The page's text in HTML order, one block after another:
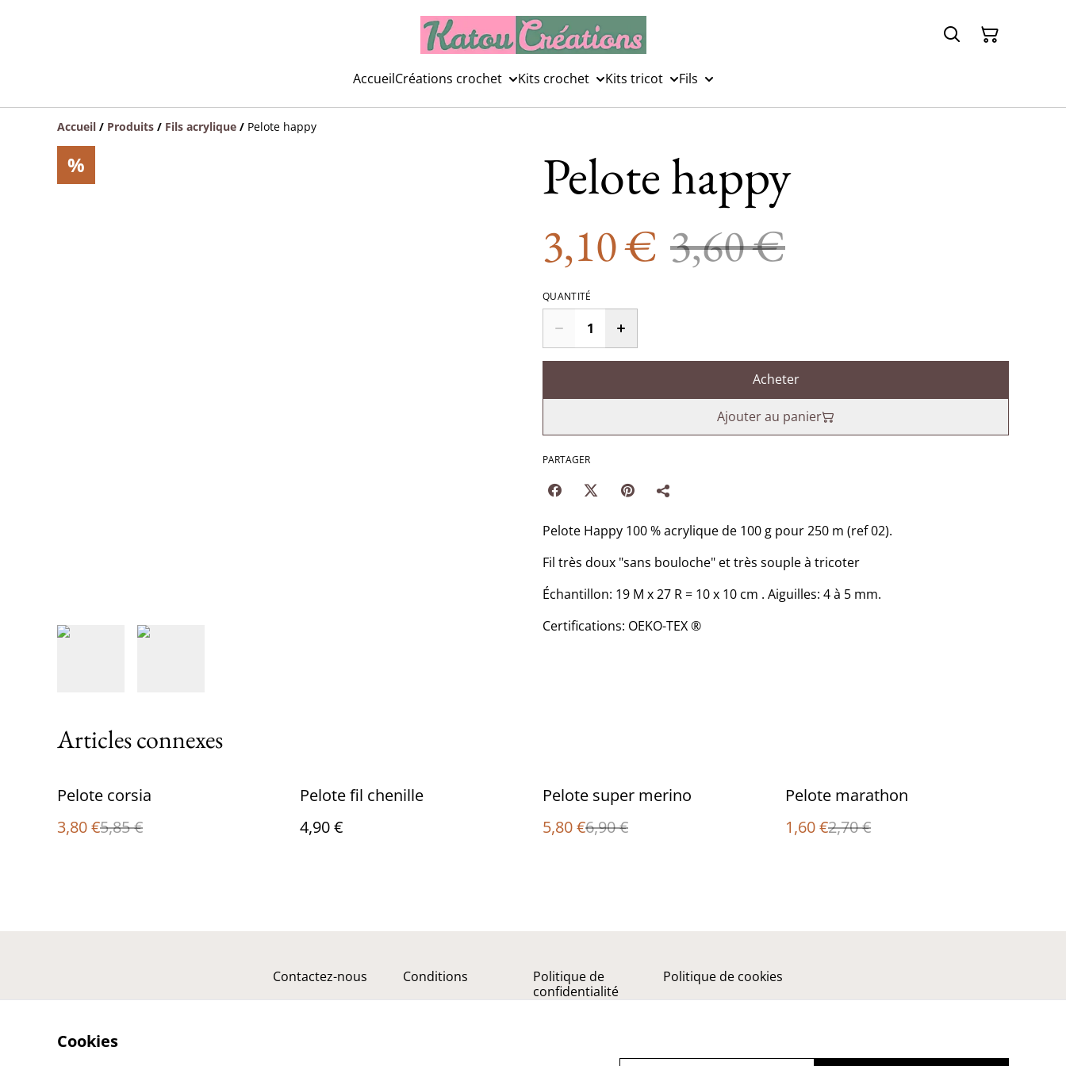
AccueilCréations crochet Kits crochet Kits tricot Fils
Accueil / Produits / Fils acrylique / Pelote happy
% Pelote happy
3,10 € 3,60 €
QUANTITÉ
Acheter
Ajouter au panier
PARTAGER
Pelote Happy 100 % acrylique de 100 g pour 250 m (ref 02).
Fil très doux "sans bouloche" et très souple à tricoter
Échantillon: 19 M x 27 R = 10 x 10 cm . Aiguilles: 4 à 5 mm.
Certifications: OEKO-TEX ®
Articles connexes
%
Pelote corsia
3,80 €5,85 €
Pelote fil chenille
4,90 €
%
Pelote super merino
5,80 €6,90 €
%
Pelote marathon
1,60 €2,70 €
Contactez-nous Conditions
Politique de
confidentialité
Politique de cookies
Cookies